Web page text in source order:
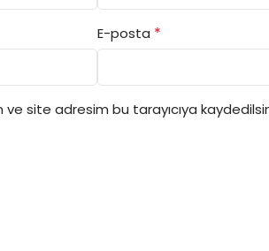
E-posta *
site adresim bu tarayıcıya